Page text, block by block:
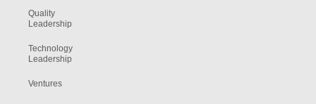
Quality
Leadership
Technology
Leadership
Ventures